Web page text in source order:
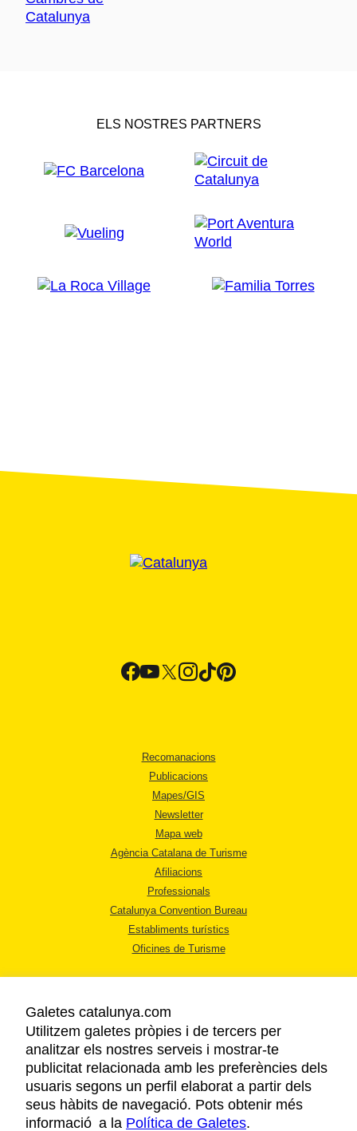
ELS NOSTRES PARTNERS
Recomanacions
Publicacions
Mapes/GIS
Newsletter
Mapa web
Agència Catalana de Turisme
Afiliacions
Professionals
Catalunya Convention Bureau
Establiments turístics
Oficines de Turisme
AVÍS LEGAL
POLÍTICA DE PRIVACITAT
COOKIES
ACCESSIBILITAT
Galetes catalunya.com
Utilitzem galetes pròpies i de tercers per
analitzar els nostres serveis i mostrar-te
publicitat relacionada amb les preferències dels
usuaris segons un perfil elaborat a partir dels
seus hàbits de navegació. Pots obtenir més
informació a la Política de Galetes.